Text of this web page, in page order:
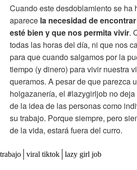
Cuando este desdoblamiento se ha
aparece la necesidad de
esté bien y que nos permita vivir.
todas las horas del día, ni que nos
para que cuando salgamos por la
tiempo (y dinero) para vivir nuestra
queramos. A pesar de que parezca
holgazanería, el #lazygirljob no
de la idea de las personas como
su trabajo. Porque siempre, pero
de la vida, estará fuera del curro.
trabajo viral tiktok lazy girl job